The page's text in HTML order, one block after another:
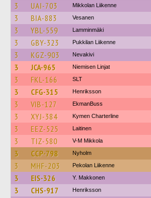
3 UAI-703 Mikkolan Liikenne
3 BIA-883 Vesanen
3 YBL-559 Lamminmäki
3 GBY-323 Pukkilan Liikenne
3 KGZ-903 Nevakivi
3 JCA-965 Niemisen Linjat
3 FKL-166 SLT
3 CFG-315 Henriksson
3 VIB-127 EkmanBuss
3 XYJ-384 Kymen Charterline
3 EEZ-525 Laitinen
3 TIZ-580 V-M Mikkola
3 CCP-798 Nyholm
3 MHF-203 Pekolan Liikenne
3 EIS-326 Y. Makkonen
3 CHS-917 Henriksson